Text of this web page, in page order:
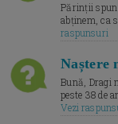
Părinții spun
abținem, ca
raspunsuri
Naștere
Bună, Dragi
peste 38 de
Vezi